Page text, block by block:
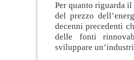
Per quanto riguarda
del prezzo
decenni precedenti
delle fonti
sviluppare